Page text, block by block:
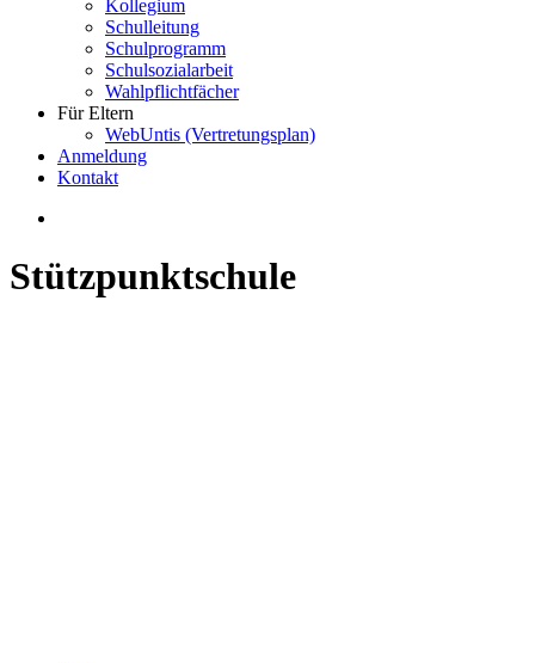
Kollegium
Schulleitung
Schulprogramm
Schulsozialarbeit
Wahlpflichtfächer
Für Eltern
WebUntis (Vertretungsplan)
Anmeldung
Kontakt
Stützpunktschule